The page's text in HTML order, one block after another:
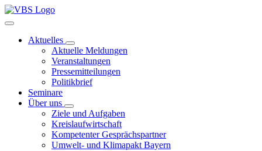
Aktuelles
Aktuelle Meldungen
Veranstaltungen
Pressemitteilungen
Politikbrief
Seminare
Über uns
Ziele und Aufgaben
Kreislaufwirtschaft
Kompetenter Gesprächspartner
Umwelt- und Klimapakt Bayern